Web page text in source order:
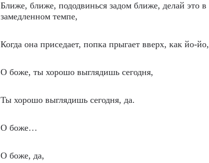
Ближе, ближе, пододвинься задом ближе, делай это в
замедленном темпе,
Когда она приседает, попка прыгает вверх, как йо-йо,
О боже, ты хорошо выглядишь сегодня,
Ты хорошо выглядишь сегодня, да.
О боже…
О боже, да,